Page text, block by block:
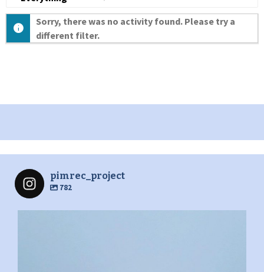
Activities
Sorry, there was no activity found. Please try a
different filter.
pimrec_project
782